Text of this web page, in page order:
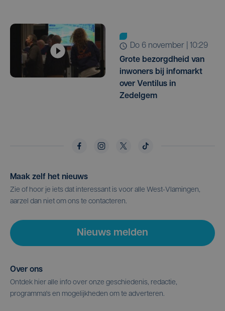
do 6 november | 10:29
Grote bezorgdheid van
inwoners bij infomarkt
over Ventilus in
Zedelgem
Maak zelf het nieuws
Zie of hoor je iets dat interessant is voor alle West-Vlamingen,
aarzel dan niet om ons te contacteren.
Nieuws melden
Over ons
Ontdek hier alle info over onze geschiedenis, redactie,
programma's en mogelijkheden om te adverteren.